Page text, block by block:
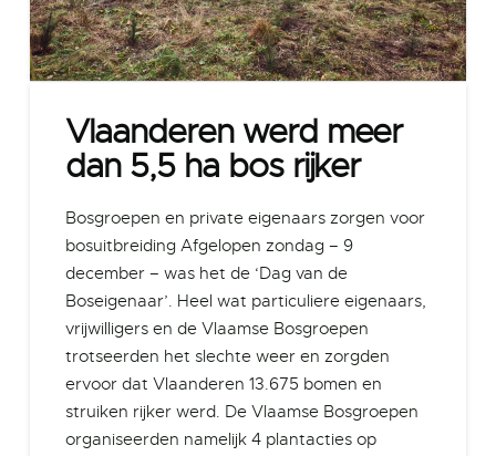
Vlaanderen werd meer
dan 5,5 ha bos rijker
Bosgroepen en private eigenaars zorgen voor
bosuitbreiding Afgelopen zondag – 9
december – was het de ‘Dag van de
Boseigenaar’. Heel wat particuliere eigenaars,
vrijwilligers en de Vlaamse Bosgroepen
trotseerden het slechte weer en zorgden
ervoor dat Vlaanderen 13.675 bomen en
struiken rijker werd. De Vlaamse Bosgroepen
organiseerden namelijk 4 plantacties op